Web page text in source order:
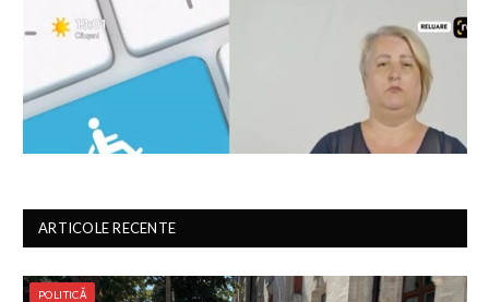
ARTICOLE RECENTE
POLITICĂ